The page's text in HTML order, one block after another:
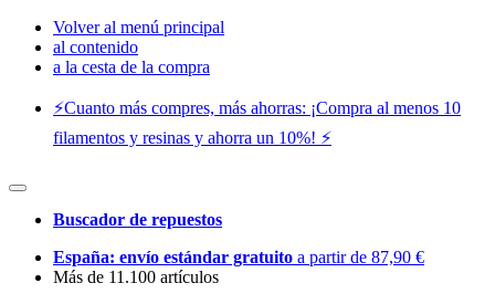
Volver al menú principal
al contenido
a la cesta de la compra
⚡️Cuanto más compres, más ahorras: ¡Compra al menos 10
filamentos y resinas y ahorra un 10%! ⚡️
Buscador de repuestos
España: envío estándar gratuito a partir de 87,90 €
Más de 11.100 artículos